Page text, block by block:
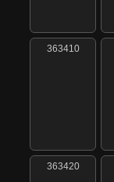
363410
363420